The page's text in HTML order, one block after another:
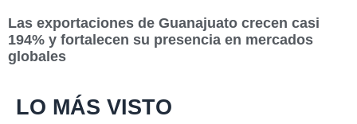
Las exportaciones de Guanajuato crecen casi
194% y fortalecen su presencia en mercados
globales
LO MÁS VISTO